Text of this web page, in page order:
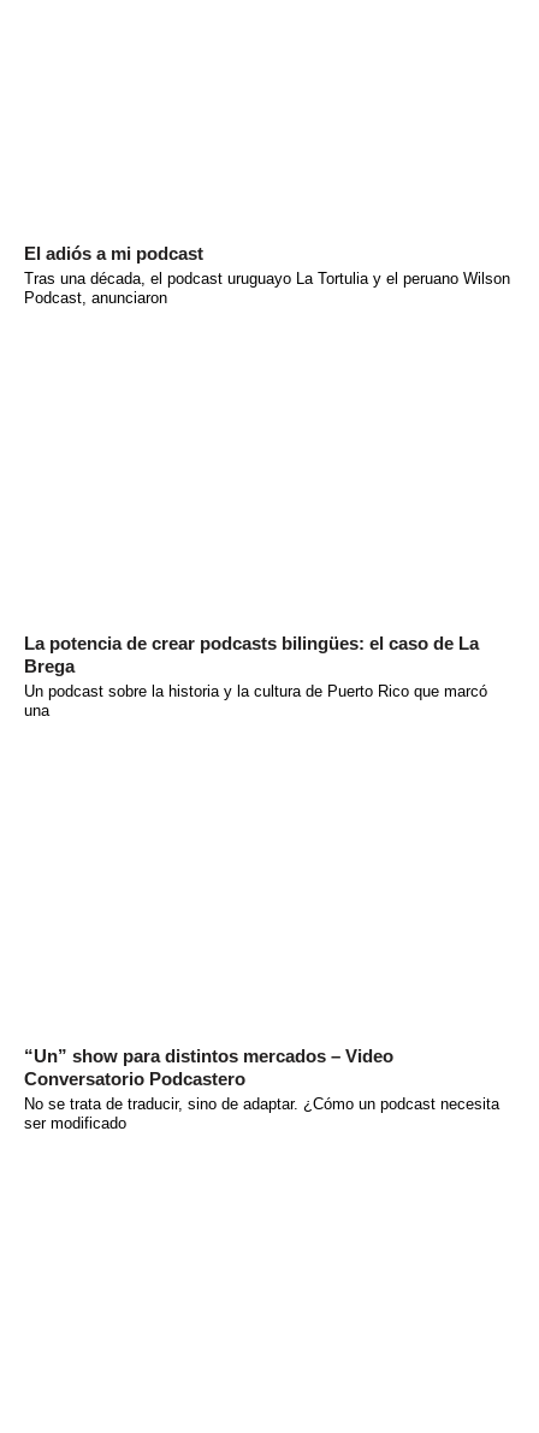
El adiós a mi podcast
Tras una década, el podcast uruguayo La Tortulia y el peruano Wilson
Podcast, anunciaron
La potencia de crear podcasts bilingües: el caso de La
Brega
Un podcast sobre la historia y la cultura de Puerto Rico que marcó
una
“Un” show para distintos mercados – Video
Conversatorio Podcastero
No se trata de traducir, sino de adaptar. ¿Cómo un podcast necesita
ser modificado